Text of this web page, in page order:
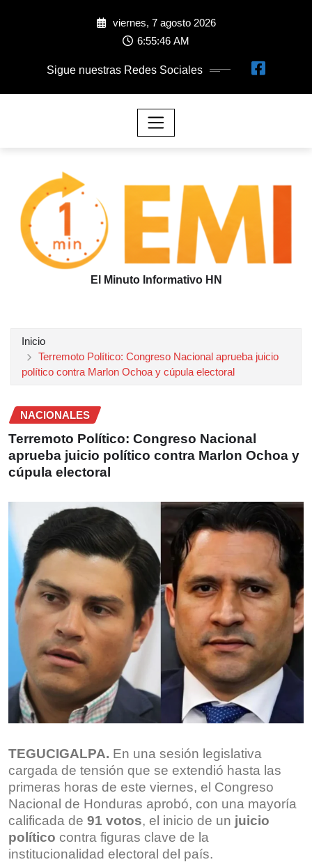
viernes, 7 agosto 2026
6:55:47 AM
Sigue nuestras Redes Sociales
El Minuto Informativo HN
Inicio
Terremoto Político: Congreso Nacional aprueba juicio
político contra Marlon Ochoa y cúpula electoral
NACIONALES
Terremoto Político: Congreso Nacional
aprueba juicio político contra Marlon Ochoa y
cúpula electoral
TEGUCIGALPA. En una sesión legislativa
cargada de tensión que se extendió hasta las
primeras horas de este viernes, el Congreso
Nacional de Honduras aprobó, con una mayoría
calificada de 91 votos, el inicio de un juicio
político contra figuras clave de la
institucionalidad electoral del país.